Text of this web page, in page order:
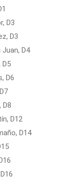
D3
D3
D4
D5
D6
D8
D12
D14